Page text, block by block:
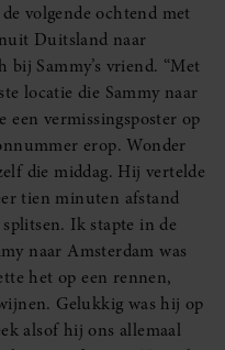
volgende ochtend met
Duitsland naar
bij Sammy’s vriend. “Met
locatie die Sammy naar
vermissingsposter op
erop. Wonder
die middag. Hij vertelde
tien minuten afstand
Ik stapte in de
naar Amsterdam was
het op een rennen,
Gelukkig was hij op
alsof hij ons allemaal